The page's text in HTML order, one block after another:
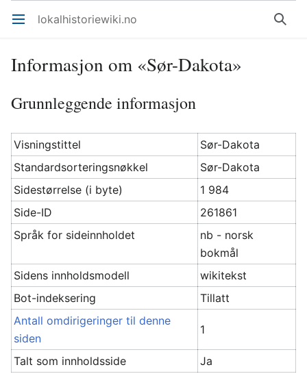
Åpne hovedmenyen lokalhistoriewiki.no Søk
Informasjon om «Sør-Dakota»
Grunnleggende informasjon
Visningstittel
Sør-Dakota
Standardsorteringsnøkkel
Sør-Dakota
Sidestørrelse (i byte)
1 984
Side-ID
261861
Språk for sideinnholdet
nb - norsk
bokmål
Sidens innholdsmodell
wikitekst
Bot-indeksering
Tillatt
Antall omdirigeringer til denne
siden
1
Talt som innholdsside Ja